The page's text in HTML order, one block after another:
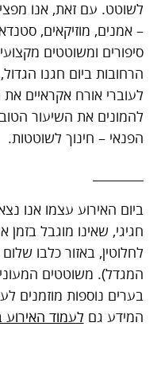
לשוטט. עם זאת, אנו
– אמנים, מוזיקאים,
סיפורים ומשוטטים
הרחובות ביום חגנו
לעוברי אורח אקראיים את
להמונים את השיעור
הפנאי – חינוך לשוטטות.
ביום האירוע עצמו אנו
חגיגי, שאינו מוגבל בזמן
לחלוטין, באזור כלבו
המגדל). משוטטים
בערים נוספות מוזמנים
המידע גם לעמוד האירוע